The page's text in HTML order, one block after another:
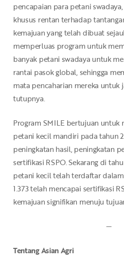
pencapaian para petani
khusus rentan terhadap
kemajuan yang telah dibuat
memperluas program untuk
banyak petani swadaya untuk
rantai pasok global, sehingga
mata pencaharian mereka untuk
tutupnya.
Program SMILE bertujuan
petani kecil mandiri pada tahun
peningkatan hasil, peningkatan
sertifikasi RSPO. Sekarang di
petani kecil telah terdaftar
1.373 telah mencapai sertifikasi
kemajuan signifikan menuju
—
Tentang Asian Agri